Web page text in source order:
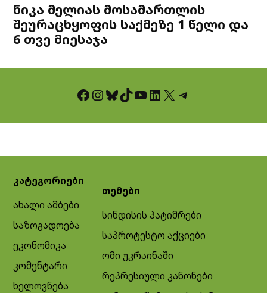
ნიკა მელიას მოსამართლის
შეურაცხყოფის საქმეზე 1 წელი და
6 თვე მიესაჯა
Facebook InstagramBluesky TikTok YouTube LinkedIn X Telegram
კატეგორიები
ახალი ამბები
საზოგადოება
ეკონომიკა
კომენტარი
ხელოვნება
თემები
სინდისის პატიმრები
საპროტესტო აქციები
ომი უკრაინაში
რეპრესიული კანონები